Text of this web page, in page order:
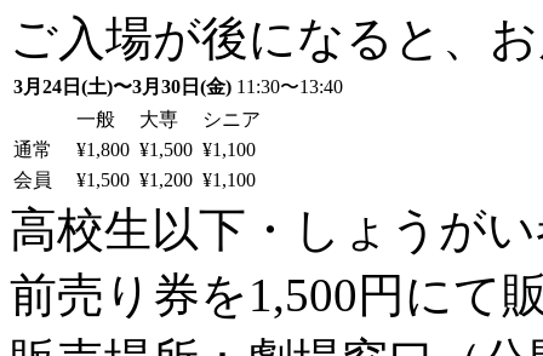
ご入場が後になると、
3月24日(土)〜3月30日(金) 11:30〜13:40
一般
大専
シニア
通常
¥1,800 ¥1,500 ¥1,100
会員
¥1,500 ¥1,200 ¥1,100
高校生以下・しょうがい
前売り券を1,500円にて